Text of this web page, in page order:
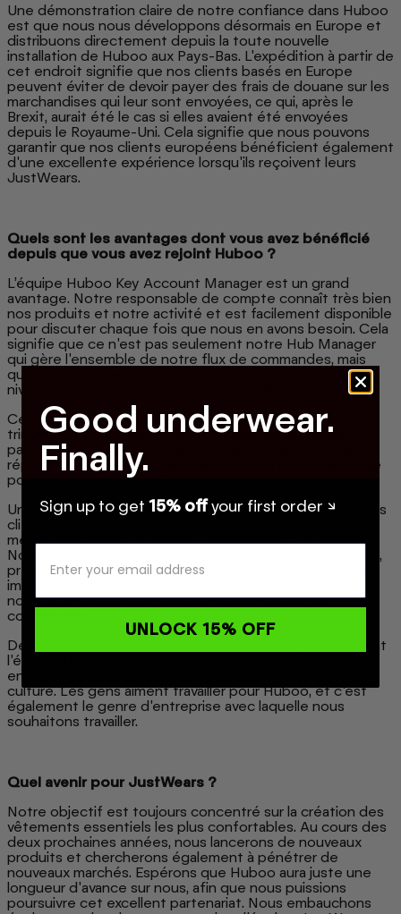
Une démonstration claire de notre confiance dans Huboo
est que nous nous développons désormais en Europe et
distribuons directement depuis la toute nouvelle
installation de Huboo aux Pays-Bas. L'expédition à partir de
cet endroit signifie que nos clients basés en Europe
peuvent éviter de devoir payer des frais de douane sur les
marchandises qui leur sont envoyées, ce qui, après le
Brexit, aurait été le cas si elles avaient été envoyées
depuis le Royaume-Uni. Cela signifie que nous pouvons
garantir que nos clients européens bénéficient également
d'une excellente expérience lorsqu'ils reçoivent leurs
JustWears.
Quels sont les avantages dont vous avez bénéficié
depuis que vous avez rejoint Huboo ?
L’équipe Huboo Key Account Manager est un grand
avantage. Notre responsable de compte connaît très bien
nos produits et notre activité et est facilement disponible
pour discuter chaque fois que nous en avons besoin. Cela
signifie que ce n'est pas seulement notre Hub Manager
qui gère l'ensemble de notre flux de commandes, mais
qu'il y a une superposition plus stratégique, ainsi qu'un
niveau plus élevé de vision stratégique également.
Ceci est particulièrement important au quatrième
trimestre, où des centaines de milliers de paires de
pantalons ont été livrées aux entrepôts de Huboo pour
répondre à la demande des clients lors d'événements de
pointe comme le Black Friday et Noël.
Un autre avantage est que chaque jour – sans faute – nos
clients savent que leur commande sera expédiée le jour
même, à condition qu'elle soit passée avant 14 heures.
Nous savons également que cela se produit 7 jours sur 7,
près de 365 jours par an. Nos clients trouvent cela très
impressionnant, surtout pendant les hautes saisons, où
nous recevons chaque jour un énorme volume de
commandes.
De plus, lorsque vous allez à l'entrepôt et voyez comment
l'équipe Huboo interagit, vous pouvez dire que c'est un
endroit agréable où travailler et où il y a une excellente
culture. Les gens aiment travailler pour Huboo, et c'est
également le genre d'entreprise avec laquelle nous
souhaitons travailler.
Quel avenir pour JustWears ?
Notre objectif est toujours concentré sur la création des
vêtements essentiels les plus confortables. Au cours des
deux prochaines années, nous lancerons de nouveaux
produits et chercherons également à pénétrer de
nouveaux marchés. Espérons que Huboo aura juste une
longueur d'avance sur nous, afin que nous puissions
poursuivre cet excellent partenariat. Nous embauchons
Good underwear.
Finally.
Sign up to get 15% offyour first order ↘
UNLOCK 15% OFF